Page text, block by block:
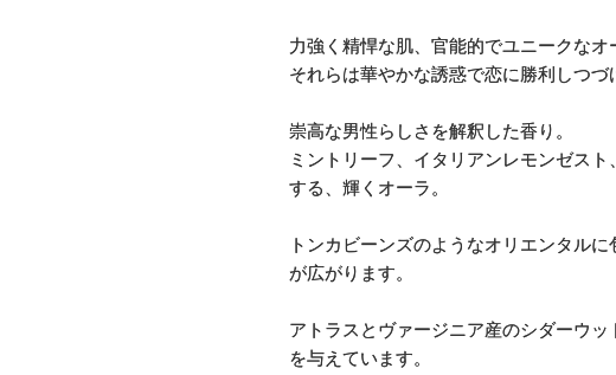
力強く精悍な肌、官能的でユニークなオ
それらは華やかな誘惑で恋に勝利しつづ
崇高な男性らしさを解釈した香り。
ミントリーフ、イタリアンレモンゼス
する、輝くオーラ。
トンカビーンズのようなオリエンタル
が広がります。
アトラスとヴァージニア産のシダーウ
を与えています。